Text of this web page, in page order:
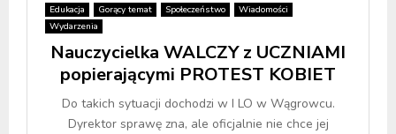
Edukacja Gorący temat Społeczeństwo
Wiadomości
Wydarzenia
Nauczycielka WALCZY z UCZNIAMI
popierającymi PROTEST KOBIET
Do takich sytuacji dochodzi w I LO w Wągrowcu.
Dyrektor sprawę zna, ale oficjalnie nie chce jej